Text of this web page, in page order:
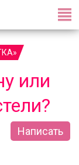
или
Написать